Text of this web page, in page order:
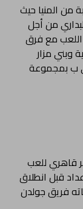
من المنيا حيث
من أجل
اللعب مع فرق
وبني مزار
ب بمجموعة
قاهري للعب
قبل انطلاق
فريق جولدن